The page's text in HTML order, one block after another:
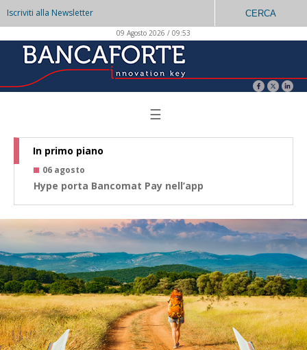
Iscriviti alla Newsletter CERCA
09 Agosto 2026 / 09:53
☰
In primo piano
06 agosto
Hype porta Bancomat Pay nell’app